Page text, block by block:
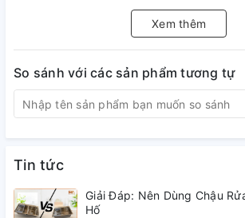
- Chất liệu: nhựa ABS, PP, POM
Xem thêm
So sánh với các sản phẩm tương tự
Tin tức
Giải Đáp: Nên Dùng Chậu
Hố